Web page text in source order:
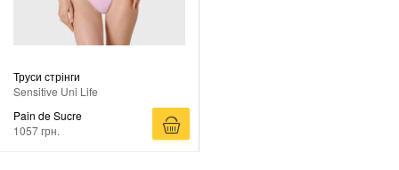
Труси стрінги
Sensitive Uni Life
Pain de Sucre
1057 грн.